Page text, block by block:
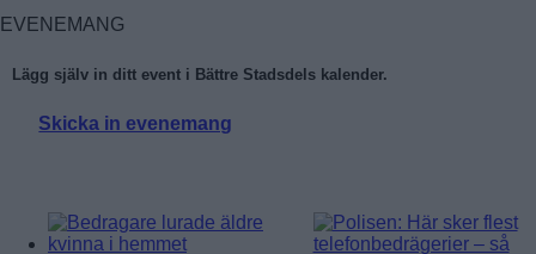
EVENEMANG
Lägg själv in ditt event i Bättre Stadsdels kalender.
Skicka in evenemang